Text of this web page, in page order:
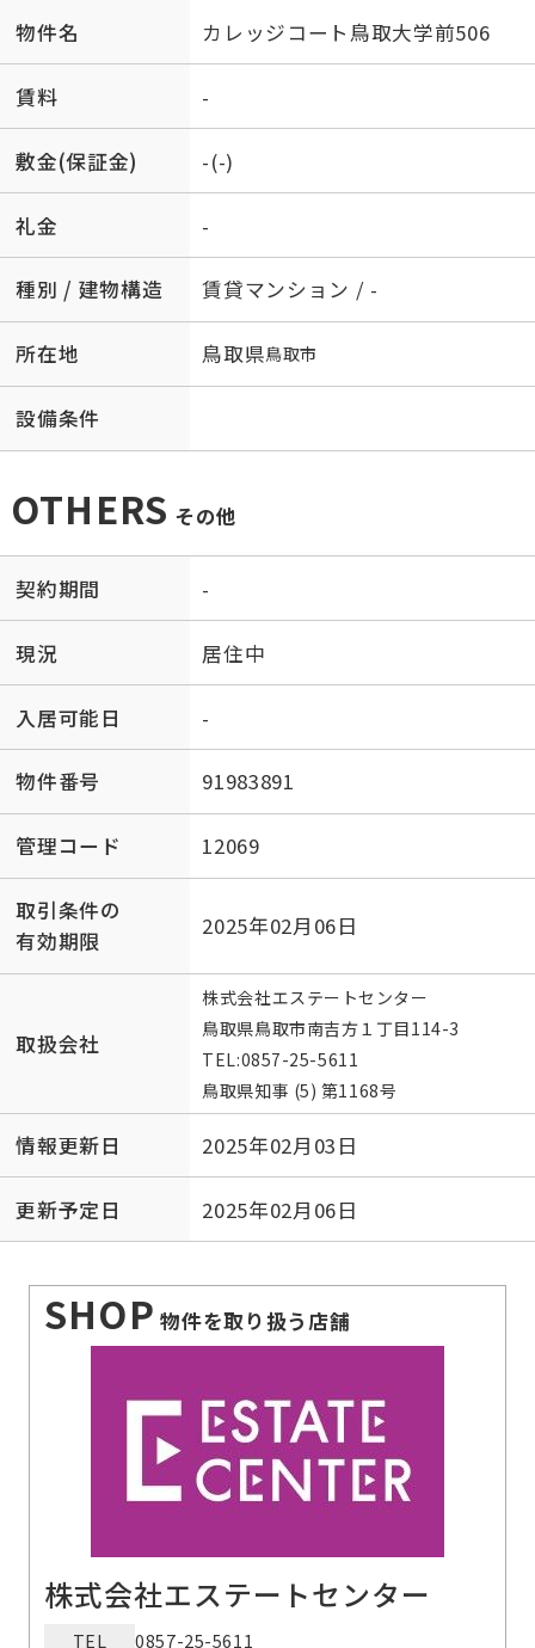
物件名 カレッジコート鳥取大学前506
賃料 -
敷金(保証金) -(-)
礼金 -
種別 / 建物構造 賃貸マンション / -
所在地 鳥取県鳥取市
設備条件
OTHERS その他
契約期間 -
現況 居住中
入居可能日 -
物件番号 91983891
管理コード 12069
取引条件の
有効期限
2025年02月06日
取扱会社
株式会社エステートセンター
鳥取県鳥取市南吉方１丁目114-3
TEL:0857-25-5611
鳥取県知事 (5) 第1168号
情報更新日 2025年02月03日
更新予定日 2025年02月06日
SHOP 物件を取り扱う店舗
株式会社エステートセンター
TEL
0857-25-5611